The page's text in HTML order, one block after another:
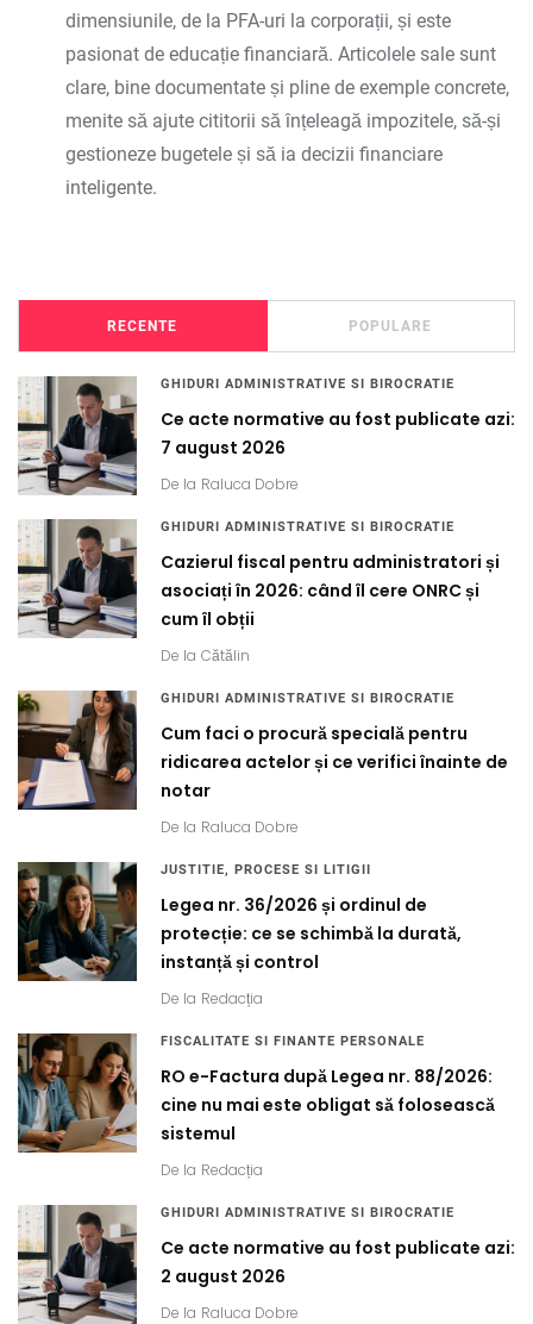
dimensiunile, de la PFA-uri la corporații, și este
pasionat de educație financiară. Articolele sale sunt
clare, bine documentate și pline de exemple concrete,
menite să ajute cititorii să înțeleagă impozitele, să-și
gestioneze bugetele și să ia decizii financiare
inteligente.
RECENTE POPULARE
GHIDURI ADMINISTRATIVE SI BIROCRATIE
Ce acte normative au fost publicate azi:
7 august 2026
De la Raluca Dobre
GHIDURI ADMINISTRATIVE SI BIROCRATIE
Cazierul fiscal pentru administratori și
asociați în 2026: când îl cere ONRC și
cum îl obții
De la Cătălin
GHIDURI ADMINISTRATIVE SI BIROCRATIE
Cum faci o procură specială pentru
ridicarea actelor și ce verifici înainte de
notar
De la Raluca Dobre
JUSTITIE, PROCESE SI LITIGII
Legea nr. 36/2026 și ordinul de
protecție: ce se schimbă la durată,
instanță și control
De la Redacția
FISCALITATE SI FINANTE PERSONALE
RO e-Factura după Legea nr. 88/2026:
cine nu mai este obligat să folosească
sistemul
De la Redacția
GHIDURI ADMINISTRATIVE SI BIROCRATIE
Ce acte normative au fost publicate azi:
2 august 2026
De la Raluca Dobre